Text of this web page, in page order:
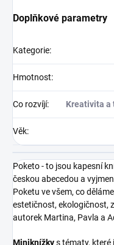
Doplňkové parametry
Kategorie:
Hmotnost:
Co rozvíjí: Kreativita a
Věk:
Poketo - to jsou kapesní
českou abecedou a
Poketu ve všem, co
estetičnost, ekologičnost,
autorek Martina, Pavla a
Miniknížkys tématy, které